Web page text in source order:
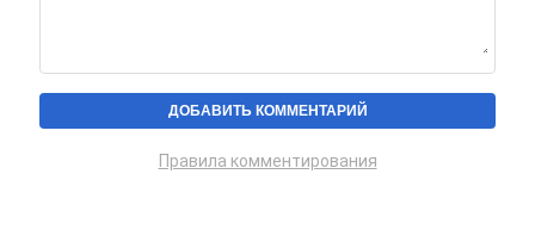
Правила комментирования